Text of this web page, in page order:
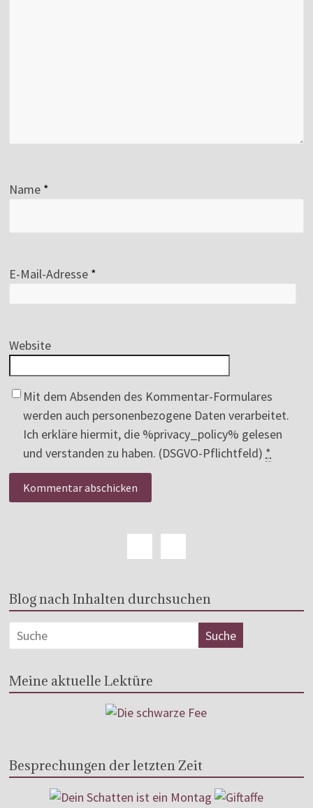
Name *
E-Mail-Adresse *
Website
Mit dem Absenden des Kommentar-Formulares
werden auch personenbezogene Daten verarbeitet.
Ich erkläre hiermit, die %privacy_policy% gelesen
und verstanden zu haben. (DSGVO-Pflichtfeld) *
Blog nach Inhalten durchsuchen
Meine aktuelle Lektüre
Besprechungen der letzten Zeit